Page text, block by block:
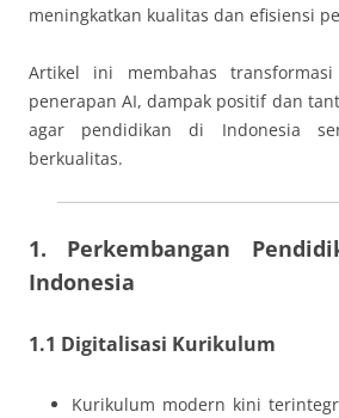
meningkatkan kualitas dan efisiensi
Artikel ini membahas
penerapan AI, dampak positif dan
agar pendidikan di Indonesia
berkualitas.
1. Perkembangan
Indonesia
1.1 Digitalisasi Kurikulum
Kurikulum modern kini